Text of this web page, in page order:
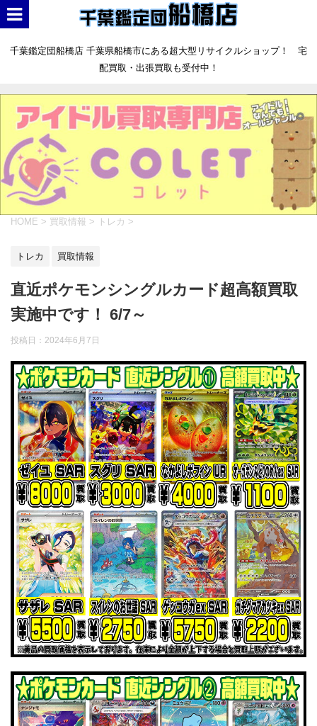
千葉鑑定団船橋店 千葉県船橋市にある超大型リサイクルショップ！ 宅
配買取・出張買取も受付中！
HOME > 買取情報 > トレカ >
トレカ 買取情報
直近ポケモンシングルカード超高額買取
実施中です！ 6/7～
投稿日： 2024年6月7日